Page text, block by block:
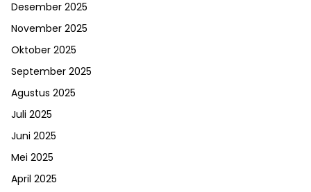
Desember 2025
November 2025
Oktober 2025
September 2025
Agustus 2025
Juli 2025
Juni 2025
Mei 2025
April 2025